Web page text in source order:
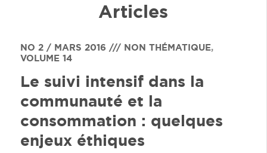
Articles
NO 2 / MARS 2016 /// NON THÉMATIQUE,
VOLUME 14
Le suivi intensif dans la
communauté et la
consommation : quelques
enjeux éthiques